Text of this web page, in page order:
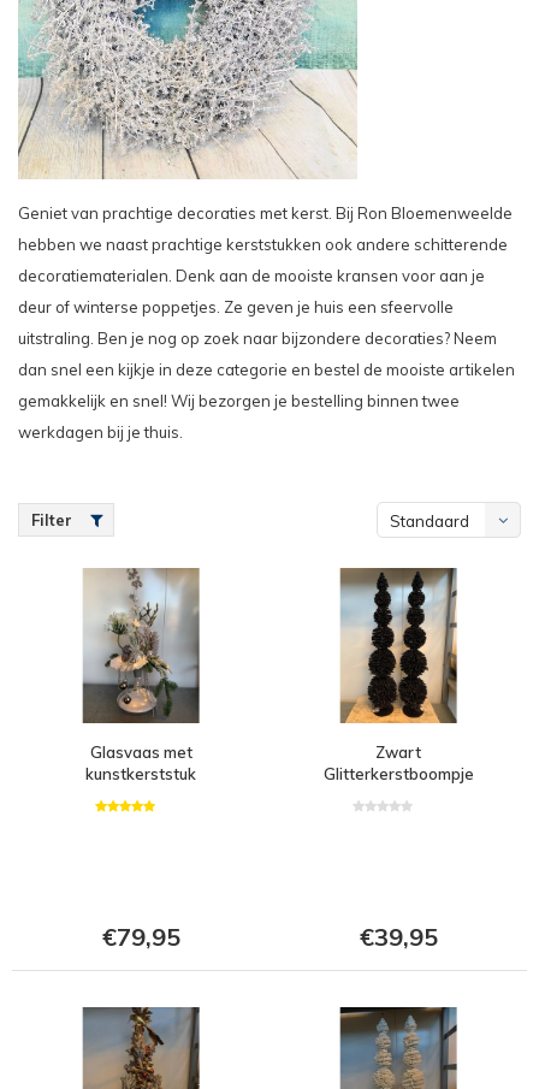
Geniet van prachtige decoraties met kerst. Bij Ron Bloemenweelde
hebben we naast prachtige kerststukken ook andere schitterende
decoratiematerialen. Denk aan de mooiste kransen voor aan je
deur of winterse poppetjes. Ze geven je huis een sfeervolle
uitstraling. Ben je nog op zoek naar bijzondere decoraties? Neem
dan snel een kijkje in deze categorie en bestel de mooiste artikelen
gemakkelijk en snel! Wij bezorgen je bestelling binnen twee
werkdagen bij je thuis.
Filter Standaard
Glasvaas met
kunstkerststuk
€79,95
Zwart
Glitterkerstboompje
€39,95